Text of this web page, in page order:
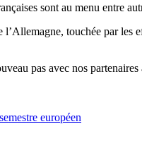
sont au menu entre
touchée par les
pas avec nos
semestre européen